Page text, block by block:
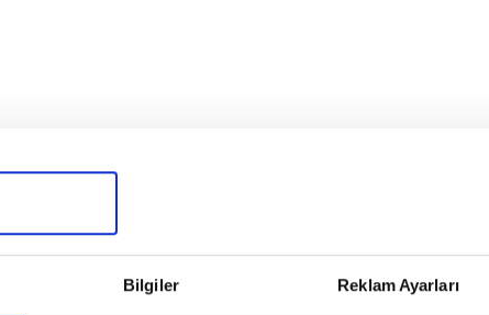
Bilgiler Reklam Ayarları